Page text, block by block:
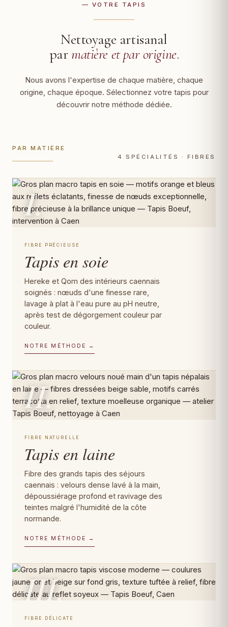
— VOTRE TAPIS
Nettoyage artisanal
parmatière et par origine.
Nous avons l'expertise de chaque matière, chaque
origine, chaque époque. Sélectionnez votre tapis pour
découvrir notre méthode dédiée.
PAR MATIÈRE
4 SPÉCIALITÉS · FIBRES
I.
FIBRE PRÉCIEUSE
Tapis en soie
Hereke et Qom des intérieurs caennais
soignés : nœuds d'une finesse rare,
lavage à plat à l'eau pure au pH neutre,
après test de dégorgement couleur par
couleur.
NOTRE MÉTHODE →
II.
FIBRE NATURELLE
Tapis en laine
Fibre des grands tapis des séjours
caennais : velours dense lavé à la main,
dépoussiérage profond et ravivage des
teintes malgré l'humidité de la côte
normande.
NOTRE MÉTHODE →
III.
FIBRE DÉLICATE